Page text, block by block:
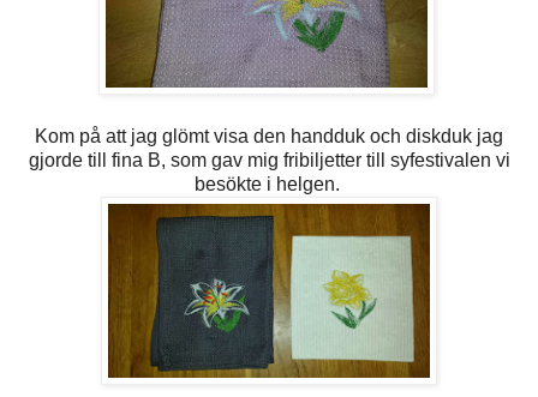
Kom på att jag glömt visa den handduk och diskduk jag
gjorde till fina B, som gav mig fribiljetter till syfestivalen vi
besökte i helgen.